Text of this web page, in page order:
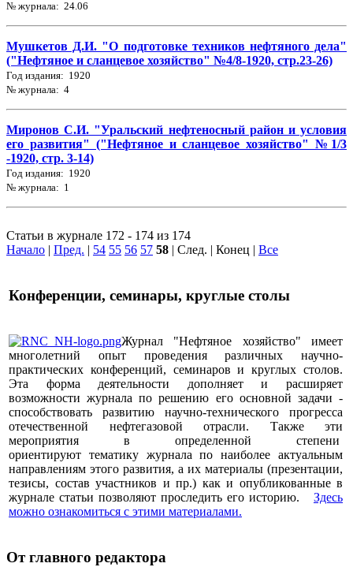
№ журнала: 24.06
Мушкетов Д.И. "О подготовке техников нефтяного дела"
("Нефтяное и сланцевое хозяйство" №4/8-1920, стр.23-26)
Год издания: 1920
№ журнала: 4
Миронов С.И. "Уральский нефтеносный район и условия
его развития" ("Нефтяное и сланцевое хозяйство" №1/3
-1920, стр. 3-14)
Год издания: 1920
№ журнала: 1
Статьи в журнале 172 - 174 из 174
Начало | Пред. | 54 55 56 57 58 | След. | Конец | Все
Конференции, семинары, круглые столы
Журнал "Нефтяное хозяйство" имеет
многолетний опыт проведения различных научно-
практических конференций, семинаров и круглых столов.
Эта форма деятельности дополняет и расширяет
возможности журнала по решению его основной задачи -
способствовать развитию научно-технического прогресса
отечественной нефтегазовой отрасли. Также эти
мероприятия в определенной степени
ориентируют тематику журнала по наиболее актуальным
направлениям этого развития, а их материалы (презентации,
тезисы, состав участников и пр.) как и опубликованные в
журнале статьи позволяют проследить его историю. Здесь
можно ознакомиться с этими материалами.
От главного редактора